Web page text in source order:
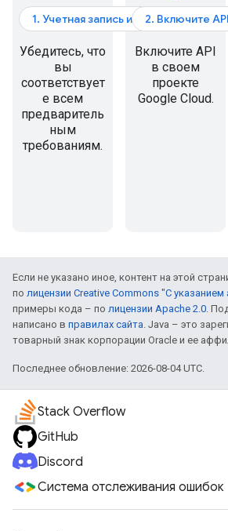
1. Учетная запись и выставление
Убедитесь, что
вы
соответствует
е всем
предваритель
ным
требованиям.
2. Включите
Включите API
в своем
проекте
Google Cloud.
Если не указано иное, контент на этой
по лицензии Creative Commons "С указанием
примеры кода – по лицензии Apache 2.0.
написано в правилах сайта. Java – это
товарный знак корпорации Oracle и ее
Последнее обновление: 2026-08-04 UTC.
Stack Overflow
GitHub
Discord
Система отслеживания ошибок